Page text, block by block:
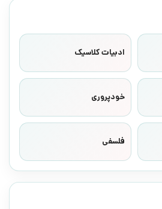
ادبیات کلاسیک
خودپروری
فلسفی